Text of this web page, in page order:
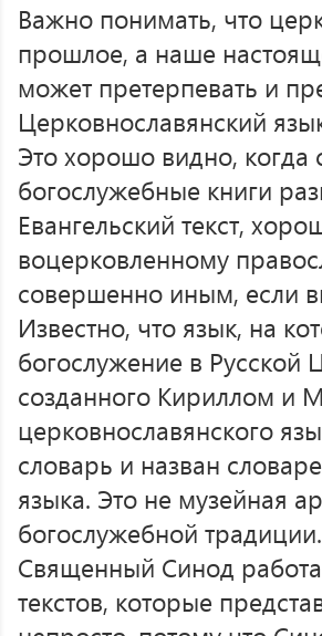
Важно понимать, что
прошлое, а наше
может претерпевать и
Церковнославянский
Это хорошо видно,
богослужебные книги
Евангельский текст,
воцерковленному
совершенно иным, если
Известно, что язык, на
богослужение в Русской
созданного Кириллом и
церковнославянского
словарь и назван
языка. Это не музейная
богослужебной
Священный Синод
текстов, которые